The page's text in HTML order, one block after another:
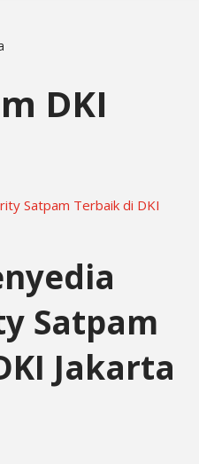
DKI
Satpam
Jakarta